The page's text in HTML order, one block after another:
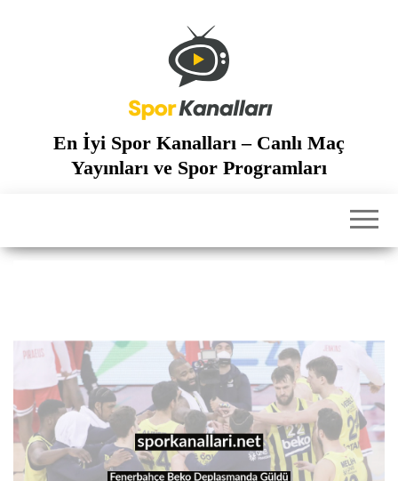
En İyi Spor Kanalları – Canlı Maç
Yayınları ve Spor Programları